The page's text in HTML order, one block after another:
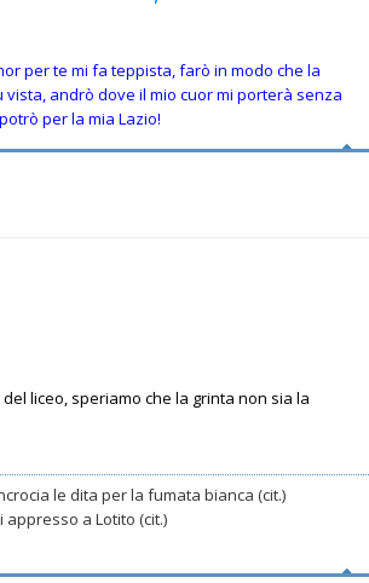
per te mi fa teppista, farò in modo che la
vista, andrò dove il mio cuor mi porterà senza
per la mia Lazio!
liceo, speriamo che la grinta non sia la
le dita per la fumata bianca (cit.)
a Lotito (cit.)